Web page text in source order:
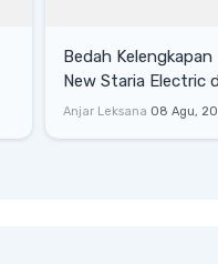
Bedah Kelengkapan
New Staria Electric
yang Dikenalkan di
Anjar Leksana 08 Agu,